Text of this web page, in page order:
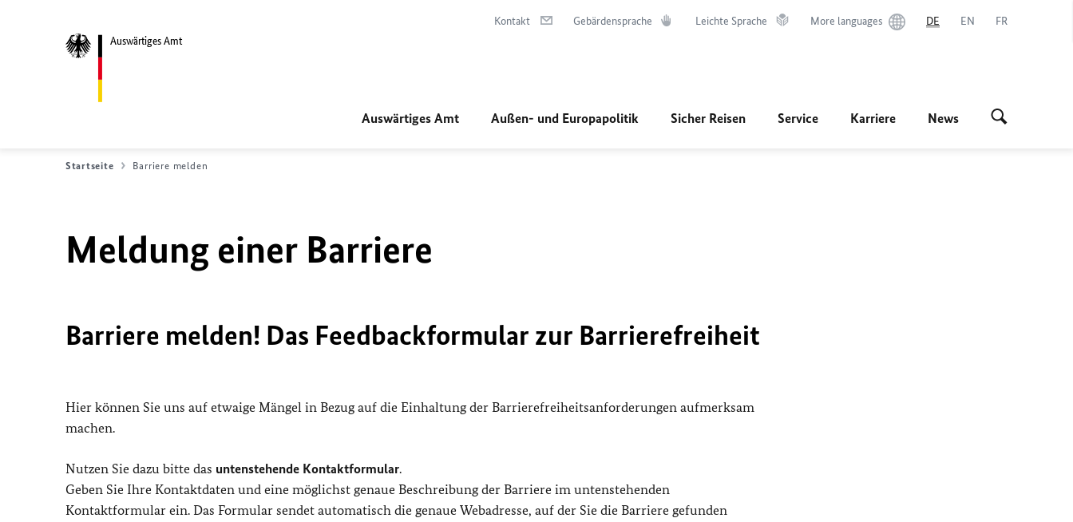
Auswärtiges Amt
Kontakt Gebärdensprache Leichte Sprache More languages DE EN FR
Auswärtiges Amt Außen- und Europapolitik Sicher Reisen Service Karriere News
Startseite Barriere melden
Meldung einer Barriere
Barriere melden! Das Feedbackformular zur Barrierefreiheit
Hier können Sie uns auf etwaige Mängel in Bezug auf die Einhaltung der Barrierefreiheitsanforderungen aufmerksam
machen.
Nutzen Sie dazu bitte das untenstehende Kontaktformular.
Geben Sie Ihre Kontaktdaten und eine möglichst genaue Beschreibung der Barriere im untenstehenden
Kontaktformular ein. Das Formular sendet automatisch die genaue Webadresse, auf der Sie die Barriere gefunden